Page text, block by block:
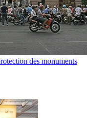
des monuments